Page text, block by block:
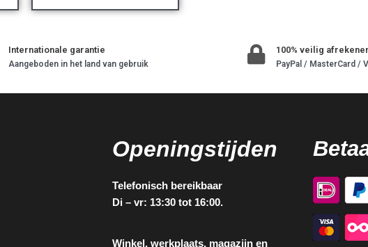
Internationale garantie
Aangeboden in het land van gebruik
100% veilig
PayPal / MasterCard /
Openingstijden
Telefonisch bereikbaar
Di – vr: 13:30 tot 16:00.
Winkel, werkplaats, magazijn en